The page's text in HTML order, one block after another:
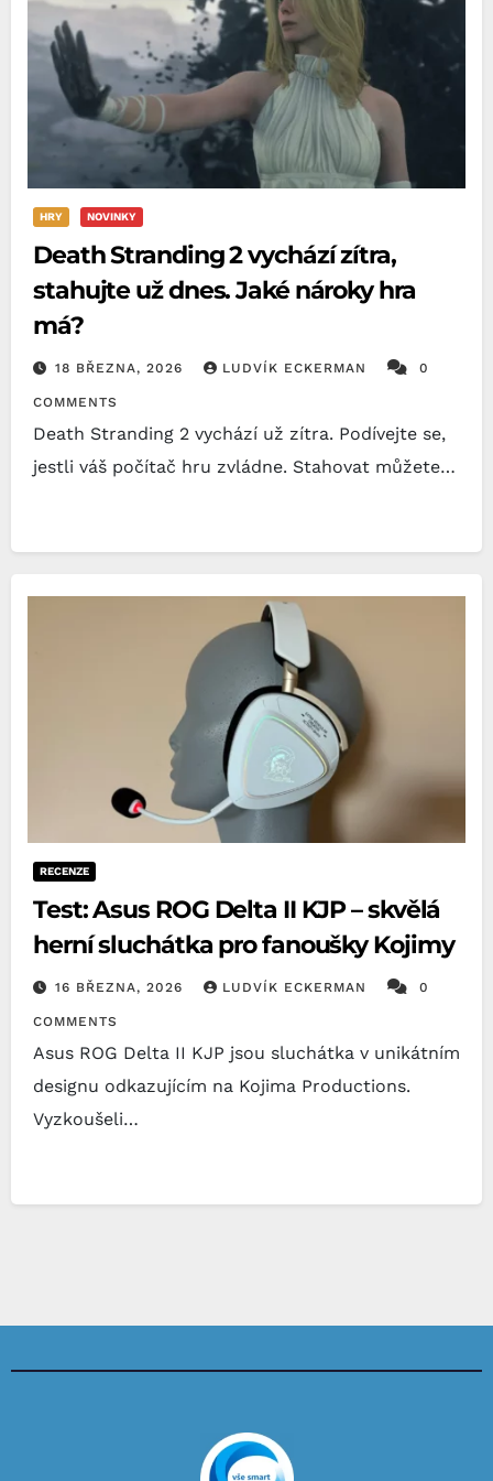
HRY NOVINKY
Death Stranding 2 vychází zítra,
stahujte už dnes. Jaké nároky hra
má?
18 BŘEZNA, 2026 LUDVÍK ECKERMAN 0
COMMENTS
Death Stranding 2 vychází už zítra. Podívejte se,
jestli váš počítač hru zvládne. Stahovat můžete…
RECENZE
Test: Asus ROG Delta II KJP – skvělá
herní sluchátka pro fanoušky Kojimy
16 BŘEZNA, 2026 LUDVÍK ECKERMAN 0
COMMENTS
Asus ROG Delta II KJP jsou sluchátka v unikátním
designu odkazujícím na Kojima Productions.
Vyzkoušeli…